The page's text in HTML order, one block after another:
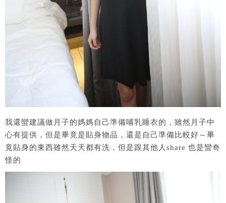
我還蠻建議做月子的媽媽自己準備哺乳睡衣的，雖然月子中
心有提供，但是畢竟是貼身物品，還是自己準備比較好～畢
竟貼身的東西雖然天天都有洗，但是跟其他人share 也是蠻奇
怪的